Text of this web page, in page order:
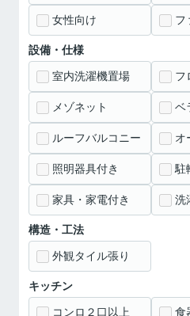
女性向け フ
設備・仕様
室内洗濯機置場 フ
メゾネット ベ
ルーフバルコニー オ
照明器具付き 駐
家具・家電付き 洗
構造・工法
外観タイル張り
キッチン
コンロ２口以上 食